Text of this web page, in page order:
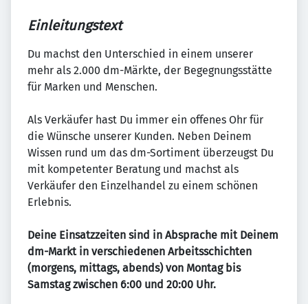
Einleitungstext
Du machst den Unterschied in einem unserer
mehr als 2.000 dm-Märkte, der Begegnungsstätte
für Marken und Menschen.
Als Verkäufer hast Du immer ein offenes Ohr für
die Wünsche unserer Kunden. Neben Deinem
Wissen rund um das dm-Sortiment überzeugst Du
mit kompetenter Beratung und machst als
Verkäufer den Einzelhandel zu einem schönen
Erlebnis.
Deine Einsatzzeiten sind in Absprache mit Deinem
dm-Markt in verschiedenen Arbeitsschichten
(morgens, mittags, abends) von Montag bis
Samstag zwischen 6:00 und 20:00 Uhr.